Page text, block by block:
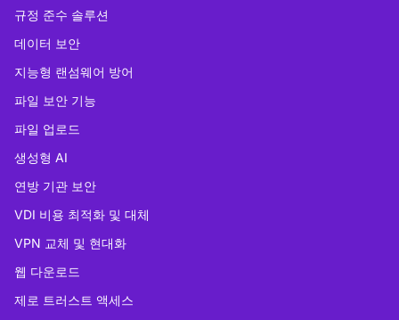
규정 준수 솔루션
데이터 보안
지능형 랜섬웨어 방어
파일 보안 기능
파일 업로드
생성형 AI
연방 기관 보안
VDI 비용 최적화 및 대체
VPN 교체 및 현대화
웹 다운로드
제로 트러스트 액세스